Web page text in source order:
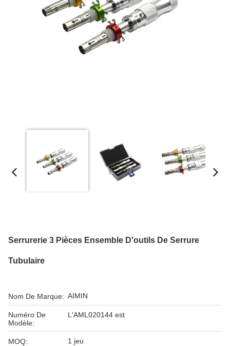
Serrurerie 3 Pièces Ensemble D'outils De Serrure
Tubulaire
Nom De Marque: AIMIN
Numéro De
Modèle:
L'AML020144 est
MOQ: 1 jeu